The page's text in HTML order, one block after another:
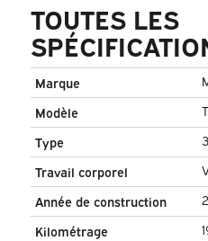
TOUTES LES
Marque
Modèle
Type
Travail corporel
Année de construction
Kilométrage